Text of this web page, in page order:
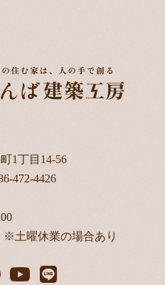
1丁目14-56
472-4426
※土曜休業の場合あり